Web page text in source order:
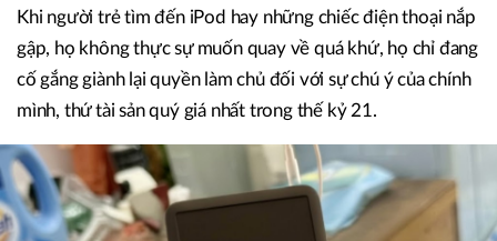
Khi người trẻ tìm đến iPod hay những chiếc điện thoại nắp
gập, họ không thực sự muốn quay về quá khứ, họ chỉ đang
cố gắng giành lại quyền làm chủ đối với sự chú ý của chính
mình, thứ tài sản quý giá nhất trong thế kỷ 21.